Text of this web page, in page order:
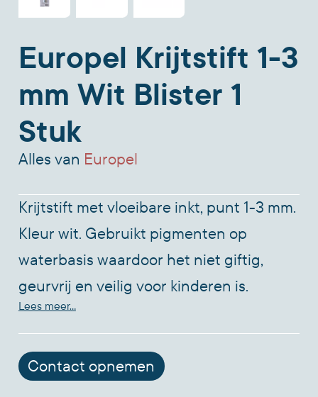
Europel Krijtstift 1-3
mm Wit Blister 1
Stuk
Alles van Europel
Krijtstift met vloeibare inkt, punt 1-3 mm.
Kleur wit. Gebruikt pigmenten op
waterbasis waardoor het niet giftig,
geurvrij en veilig voor kinderen is.
Geschikt voor elk glad niet-poreus
oppervlak (glas, keramiek, kunststof,
krijtbord, raam, enz.). Het pompsysteem
Lees meer...
Contact opnemen